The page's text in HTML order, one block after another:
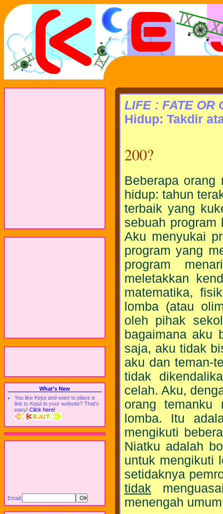
What's New
You like Kejut and want to place a
link to Kejut in your website? That's
easy! Click here!
Email:
LIFE : FATE OR
Hidup: Takdir
200?
Beberapa
hidup: tahun
terbaik yang
sebuah program
Aku menyukai
program yang
program
meletakkan
matematika,
lomba (atau
oleh pihak
bagaimana aku
saja, aku tidak
aku dan teman-
tidak
celah. Aku,
orang temanku
lomba. Itu
mengikuti
Niatku adalah
untuk mengikuti
setidaknya
tidak
menengah